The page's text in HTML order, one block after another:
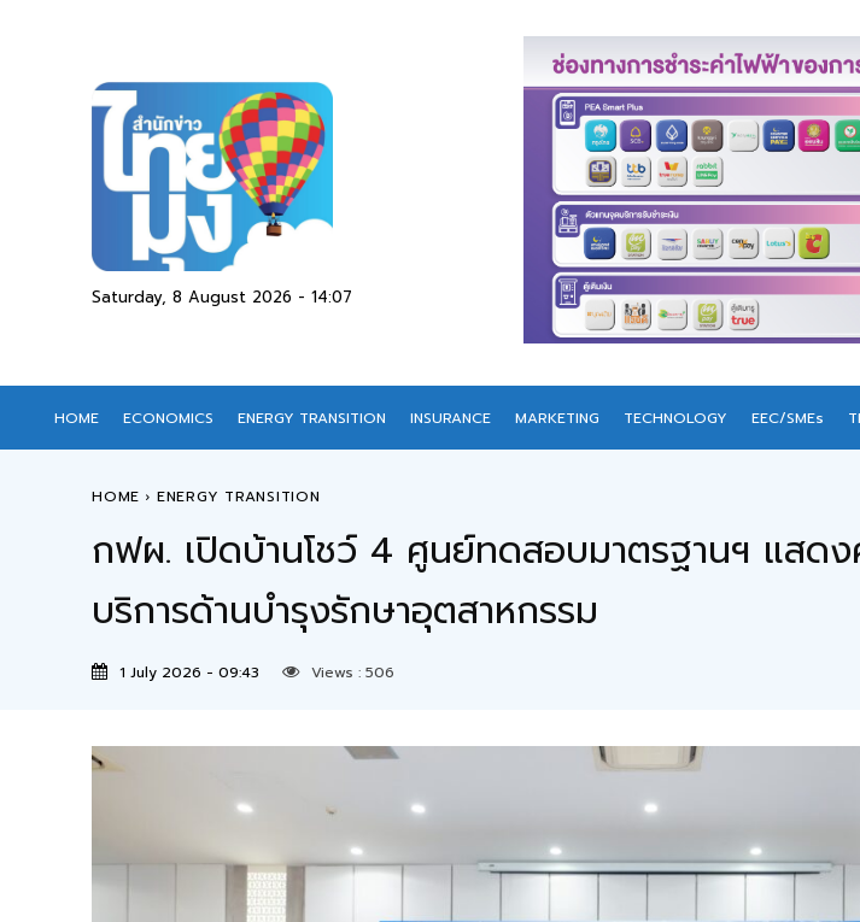
Saturday, 8 August 2026 - 14:07
HOME ECONOMICS ENERGY TRANSITION INSURANCE MARKETING TECHNOLOGY EEC/SMEs
HOME ENERGY TRANSITION
กฟผ. เปิดบ้านโชว์ 4 ศูนย์ทดสอบมาตรฐานฯ แส
บริการด้านบำรุงรักษาอุตสาหกรรม
1 July 2026 - 09:43 Views : 506